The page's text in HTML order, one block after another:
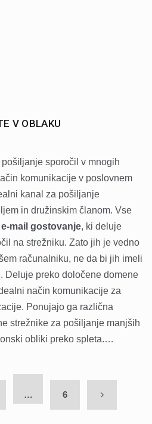
V OBLAKU
sporočil v mnogih
komunikacije v poslovnem
kanal za pošiljanje
in družinskim članom. Vse
e-mail gostovanje, ki deluje
na strežniku. Zato jih je vedno
računalniku, ne da bi jih imeli
Deluje preko določene domene
način komunikacije za
Ponujajo ga različna
strežnike za pošiljanje manjših
obliki preko spleta.…
… 6